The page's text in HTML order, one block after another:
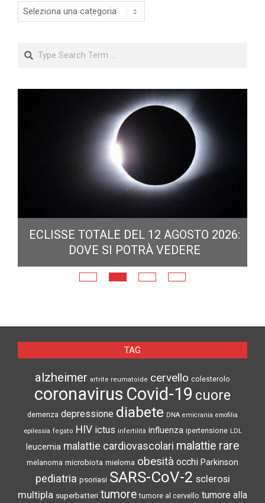
Categorie
Search
ECLISSE TOTALE DEL 12 AGOSTO 2026:
DOVE SI POTRÀ VEDERE
TAG
alzheimer artrite reumatoide cervello colesterolo
coronavirus Covid-19 cuore
demenza depressione diabete DNA emicrania emofilia
epilessia fegato HIV ictus infertilità influenza ipertensione LDL
leucemia malattie cardiovascolari malattie rare
melanoma microbiota mieloma obesità occhi Parkinson
pediatria psoriasi SARS-CoV-2 sclerosi
multipla superbatteri tumore tumore al cervello tumore alla